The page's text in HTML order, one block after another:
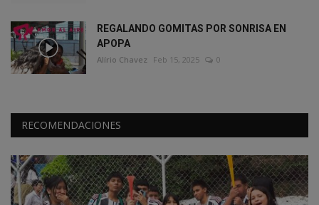
REGALANDO GOMITAS POR SONRISA EN
APOPA
Alírio Chavez Feb 15, 2025 0
RECOMENDACIONES